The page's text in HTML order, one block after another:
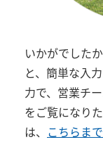
いかがでしたか
と、簡単な入
力で、営業チ
をご覧になり
は、 こちらま